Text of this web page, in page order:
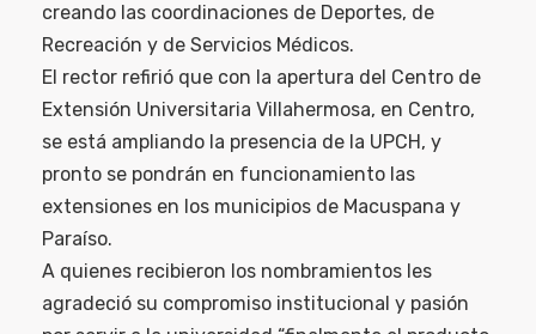
creando las coordinaciones de Deportes, de
Recreación y de Servicios Médicos.
El rector refirió que con la apertura del Centro de
Extensión Universitaria Villahermosa, en Centro,
se está ampliando la presencia de la UPCH, y
pronto se pondrán en funcionamiento las
extensiones en los municipios de Macuspana y
Paraíso.
A quienes recibieron los nombramientos les
agradeció su compromiso institucional y pasión